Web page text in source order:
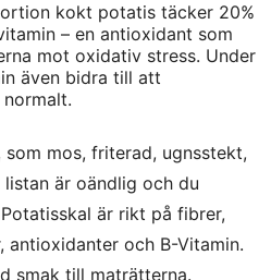
kokt potatis täcker 20%
– en antioxidant som
mot oxidativ stress. Under
även bidra till att
som mos, friterad, ugnsstekt,
är oändlig och du
är rikt på fibrer,
antioxidanter och B-Vitamin.
smak till maträtterna.